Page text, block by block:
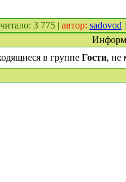
3 775 | автор: sadovod
в группе Гости, не